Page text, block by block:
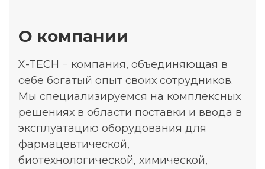
О компании
X-TECH − компания, объединяющая в
себе богатый опыт своих сотрудников.
Мы специализируемся на комплексных
решениях в области поставки и ввода в
эксплуатацию оборудования для
фармацевтической,
биотехнологической, химической,